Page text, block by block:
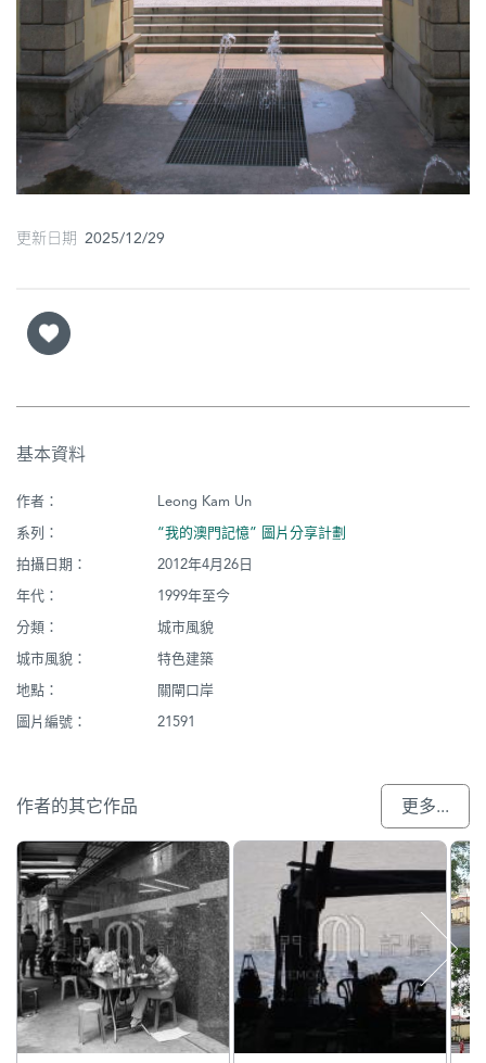
更新日期 2025/12/29
基本資料
作者：
Leong Kam Un
系列：
“我的澳門記憶” 圖片分享計劃
拍攝日期：
2012年4月26日
年代：
1999年至今
分類：
城市風貌
城市風貌：
特色建築
地點：
關閘口岸
圖片編號：
21591
作者的其它作品 更多...